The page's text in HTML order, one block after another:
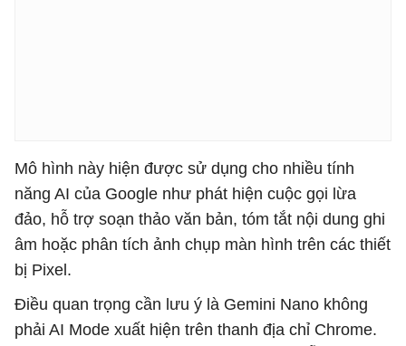
Mô hình này hiện được sử dụng cho nhiều tính
năng AI của Google như phát hiện cuộc gọi lừa
đảo, hỗ trợ soạn thảo văn bản, tóm tắt nội dung ghi
âm hoặc phân tích ảnh chụp màn hình trên các thiết
bị Pixel.
Điều quan trọng cần lưu ý là Gemini Nano không
phải AI Mode xuất hiện trên thanh địa chỉ Chrome.